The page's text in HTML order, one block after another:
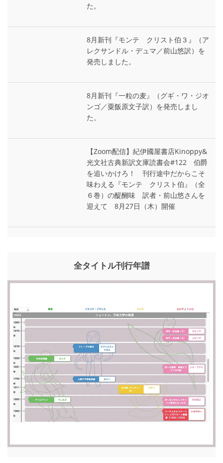
た。
8月新刊『モンテ゠クリスト伯３』（ア
レクサンドル・デュマ／前山悠訳）を
発売しました。
8月新刊『一粒の麦』（グギ・ワ・ジオ
ンゴ／粟飯原文子訳）を発売しまし
た。
【Zoom配信】紀伊國屋書店Kinoppy&
光文社古典新訳文庫読書会#122 伯爵
を追いかけろ！ 刊行途中だからこそ
味わえる『モンテ゠クリスト伯』（全
６巻）の醍醐味 訳者・前山悠さんを
迎えて 8月27日（木）開催
全タイトル刊行年譜